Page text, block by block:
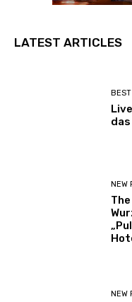
LATEST ARTICLES
NEW
NEW